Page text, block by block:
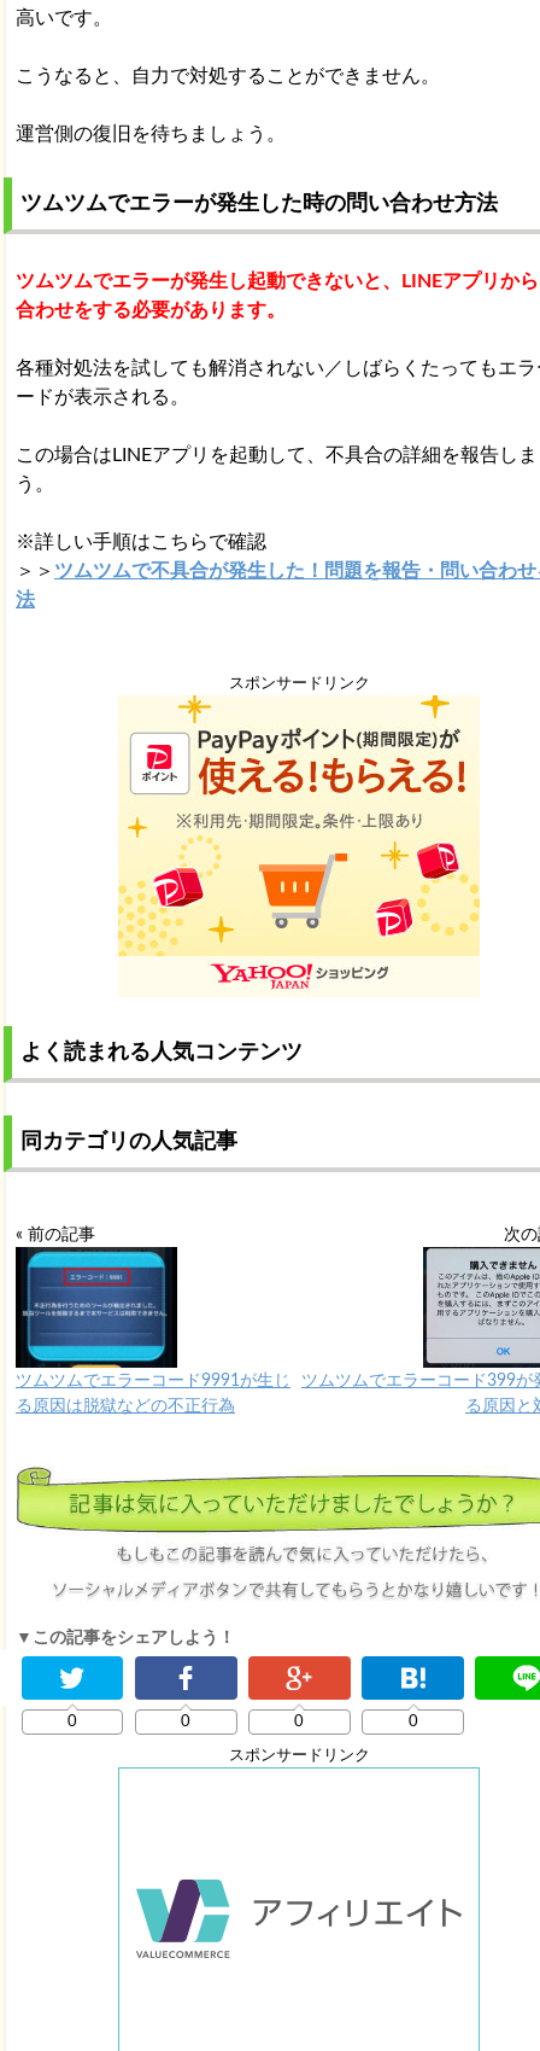
高いです。
こうなると、自力で対処することができません。
運営側の復旧を待ちましょう。
ツムツムでエラーが発生した時の問い合わせ方法
ツムツムでエラーが発生し起動できないと、LINEアプリか
合わせをする必要があります。
各種対処法を試しても解消されない／しばらくたってもエラ
ードが表示される。
この場合はLINEアプリを起動して、不具合の詳細を報告し
う。
※詳しい手順はこちらで確認
＞＞ ツムツムで不具合が発生した！問題を報告・問い合わ
法
スポンサードリンク
よく読まれる人気コンテンツ
同カテゴリの人気記事
« 前の記事
ツムツムでエラーコード9991が生じ
る原因は脱獄などの不正行為
次
ツムツムでエラーコード399が
る原因と
▼この記事をシェアしよう！
0 0 0 0
スポンサードリンク